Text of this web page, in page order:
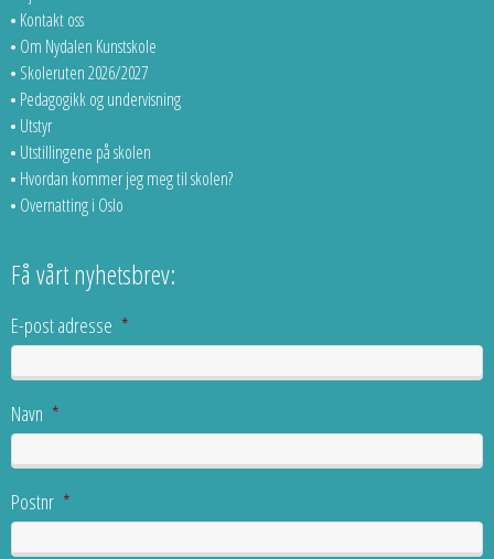
Kontakt oss
Om Nydalen Kunstskole
Skoleruten 2026/2027
Pedagogikk og undervisning
Utstyr
Utstillingene på skolen
Hvordan kommer jeg meg til skolen?
Overnatting i Oslo
Få vårt nyhetsbrev:
E-post adresse *
Navn *
Postnr *